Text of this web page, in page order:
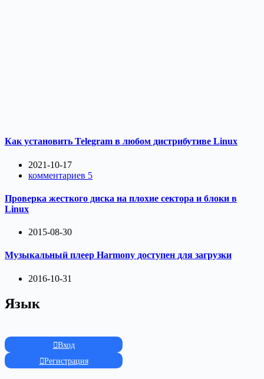
Как установить Telegram в любом дистрибутиве Linux
2021-10-17
комментариев 5
Проверка жесткого диска на плохие сектора и блоки в
Linux
2015-08-30
Музыкальный плеер Harmony доступен для загрузки
2016-10-31
Язык
Вход
Регистрация